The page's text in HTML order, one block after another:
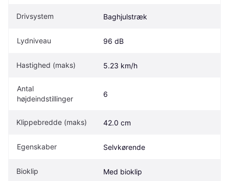
Drivsystem Baghjulstræk
Lydniveau 96 dB
Hastighed (maks) 5.23 km/h
Antal
højdeindstillinger
6
Klippebredde (maks) 42.0 cm
Egenskaber Selvkørende
Bioklip Med bioklip